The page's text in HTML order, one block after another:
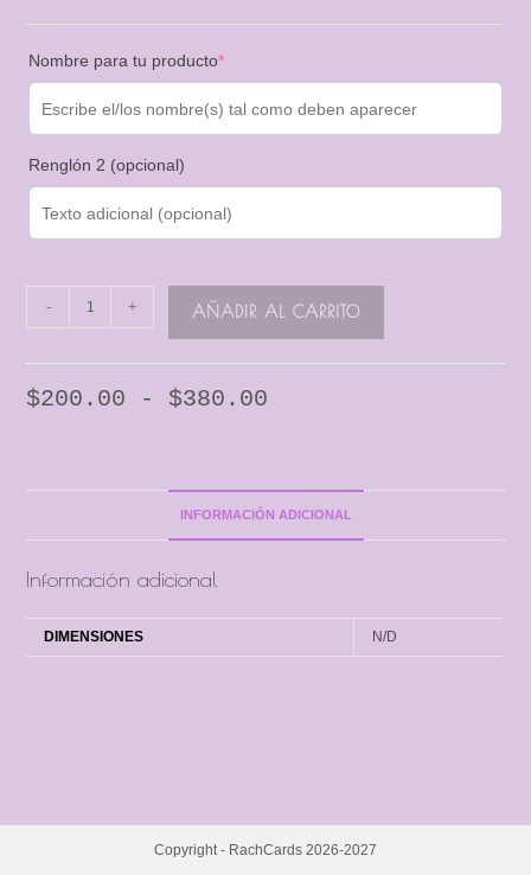
Nombre para tu producto*
Renglón 2 (opcional)
- + AÑADIR AL CARRITO
$200.00 - $380.00
INFORMACIÓN ADICIONAL
Información adicional
DIMENSIONES N/D
Copyright - RachCards 2026-2027